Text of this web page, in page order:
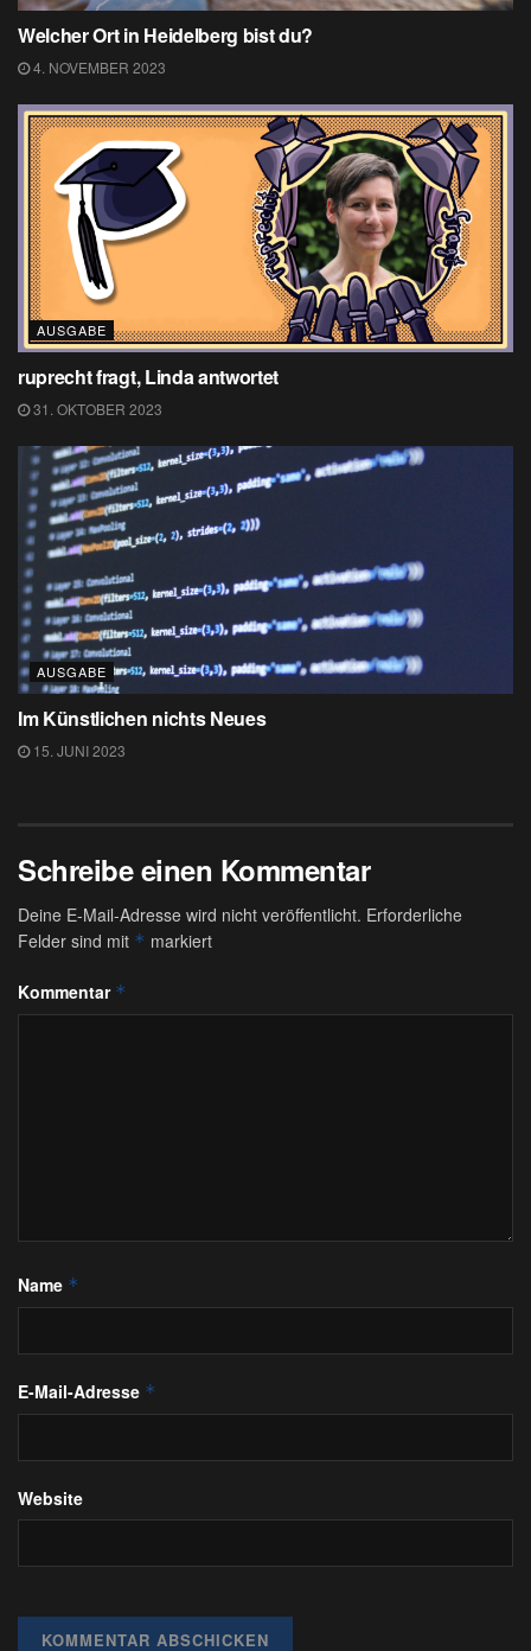
Welcher Ort in Heidelberg bist du?
4. NOVEMBER 2023
AUSGABE
ruprecht fragt, Linda antwortet
31. OKTOBER 2023
AUSGABE
Im Künstlichen nichts Neues
15. JUNI 2023
Schreibe einen Kommentar
Deine E-Mail-Adresse wird nicht veröffentlicht. Erforderliche
Felder sind mit * markiert
Kommentar *
Name *
E-Mail-Adresse *
Website